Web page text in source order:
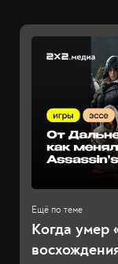
Когда умер